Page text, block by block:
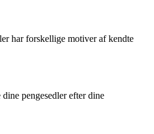
har forskellige motiver af kendte
pengesedler efter dine